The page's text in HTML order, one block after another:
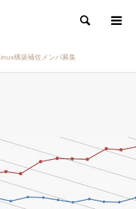
検索
構築補佐メンバ募集